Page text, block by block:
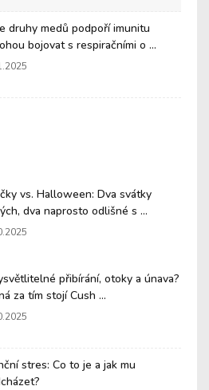
druhy medů podpoří imunitu
bojovat s respiračními o ...
vs. Halloween: Dva svátky
dva naprosto odlišné s ...
přibírání, otoky a únava?
za tím stojí Cush ...
stres: Co to je a jak mu